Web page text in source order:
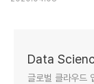
Data
글로벌 클라우